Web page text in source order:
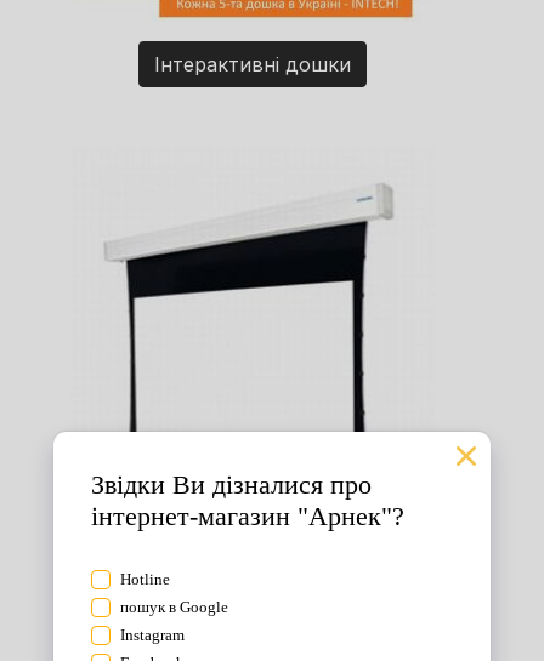
Інтерактивні дошки